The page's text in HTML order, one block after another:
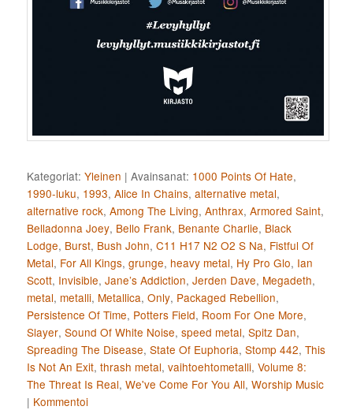
Kategoriat: Yleinen |Avainsanat: 1000 Points Of Hate,
1990-luku, 1993,Alice In Chains,alternative metal,
alternative rock,Among The Living,Anthrax,Armored Saint,
Belladonna Joey, Bello Frank, Benante Charlie, Black
Lodge, Burst, Bush John,C11 H17 N2 O2 S Na, Fistful Of
Metal, For All Kings,grunge, heavy metal, Hy Pro Glo, Ian
Scott, Invisible,Jane’s Addiction,Jerden Dave, Megadeth,
metal, metalli, Metallica,Only, Packaged Rebellion,
Persistence Of Time, Potters Field, Room For One More,
Slayer,Sound Of White Noise,speed metal,Spitz Dan,
Spreading The Disease,State Of Euphoria,Stomp 442,This
Is Not An Exit,thrash metal,vaihtoehtometalli,Volume 8:
The Threat Is Real,We've Come For You All,Worship Music
| Kommentoi